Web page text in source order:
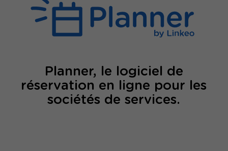
Planner, le logiciel de
réservation en ligne pour les
sociétés de services.